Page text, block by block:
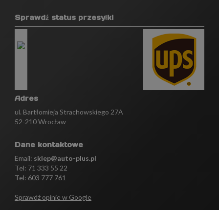
Sprawdź status przesyłki
Adres
ul. Bartłomieja Strachowskiego 27A
52-210 Wrocław
Dane kontaktowe
Email: sklep@auto-plus.pl
Tel: 71 333 55 22
Tel: 603 777 761
Sprawdź opinie w Google